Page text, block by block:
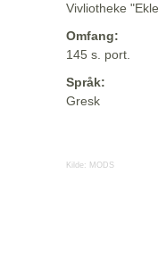
Vivliotheke
Omfang:
145 s. port.
Språk:
Gresk
Kilde: MODS